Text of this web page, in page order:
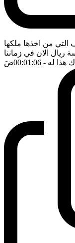
التي من اخذها ملكها
ريال الان في زماننا
هذا له - 00:01:06 ضَ